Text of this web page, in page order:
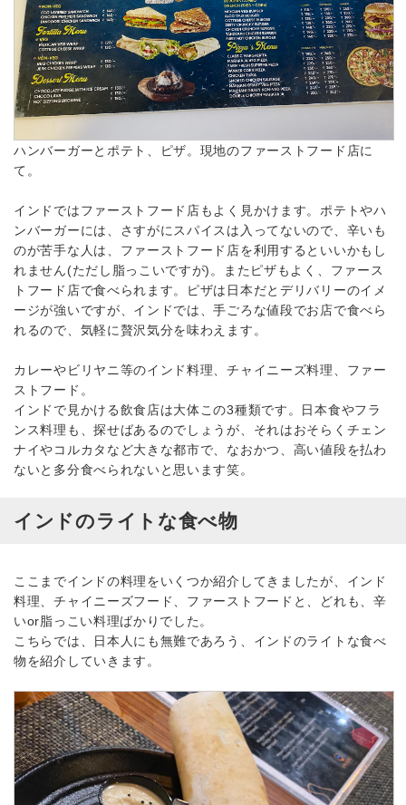
ハンバーガーとポテト、ピザ。現地のファーストフード店に
て。
インドではファーストフード店もよく見かけます。ポテトやハ
ンバーガーには、さすがにスパイスは入ってないので、辛いも
のが苦手な人は、ファーストフード店を利用するといいかもし
れません(ただし脂っこいですが)。またピザもよく、ファース
トフード店で食べられます。ピザは日本だとデリバリーのイメ
ージが強いですが、インドでは、手ごろな値段でお店で食べら
れるので、気軽に贅沢気分を味わえます。
カレーやビリヤニ等のインド料理、チャイニーズ料理、ファー
ストフード。
インドで見かける飲食店は大体この3種類です。日本食やフラ
ンス料理も、探せばあるのでしょうが、それはおそらくチェン
ナイやコルカタなど大きな都市で、なおかつ、高い値段を払わ
ないと多分食べられないと思います笑。
インドのライトな食べ物
ここまでインドの料理をいくつか紹介してきましたが、インド
料理、チャイニーズフード、ファーストフードと、どれも、辛
いor脂っこい料理ばかりでした。
こちらでは、日本人にも無難であろう、インドのライトな食べ
物を紹介していきます。